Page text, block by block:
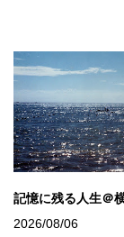
記憶に残る人生＠
2026/08/06